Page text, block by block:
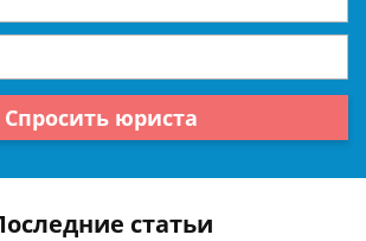
Спросить юриста
статьи